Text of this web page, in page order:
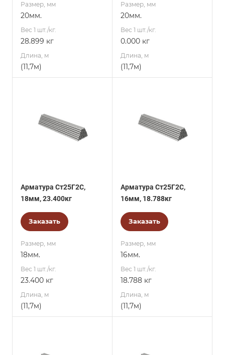
Размер, мм
20мм.
Вес 1 шт./кг.
28.899 кг
Длина, м
(11,7м)
Размер, мм
20мм.
Вес 1 шт./кг.
0.000 кг
Длина, м
(11,7м)
Арматура Ст25Г2С,
18мм, 23.400кг
Заказать
Размер, мм
18мм.
Вес 1 шт./кг.
23.400 кг
Длина, м
(11,7м)
Арматура Ст25Г2С,
16мм, 18.788кг
Заказать
Размер, мм
16мм.
Вес 1 шт./кг.
18.788 кг
Длина, м
(11,7м)